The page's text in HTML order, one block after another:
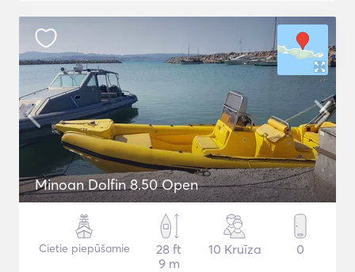
Minoan Dolfin 8.50 Open
Cietie piepūšamie
28 ft
9 m
10 Kruīza 0